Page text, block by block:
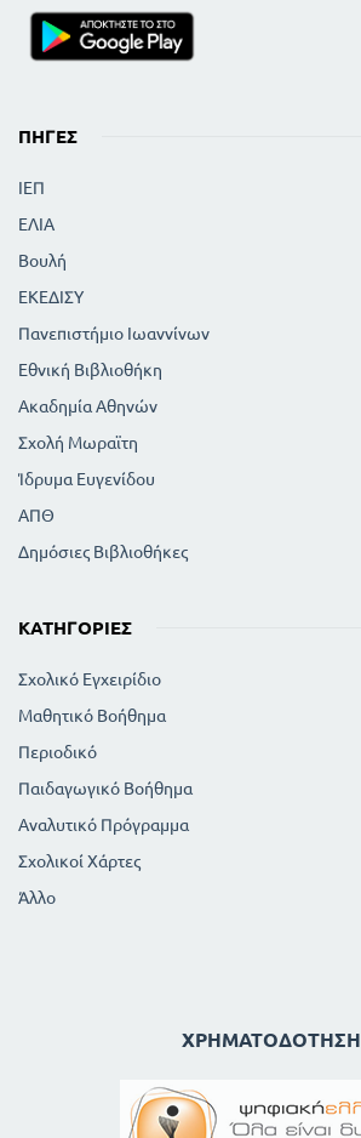
ΠΗΓΈΣ
ΙΕΠ
ΕΛΙΑ
Βουλή
ΕΚΕΔΙΣΥ
Πανεπιστήμιο Ιωαννίνων
Εθνική Βιβλιοθήκη
Ακαδημία Αθηνών
Σχολή Μωραϊτη
Ίδρυμα Ευγενίδου
ΑΠΘ
Δημόσιες Βιβλιοθήκες
ΚΑΤΗΓΟΡΊΕΣ
Σχολικό Εγχειρίδιο
Μαθητικό Βοήθημα
Περιοδικό
Παιδαγωγικό Βοήθημα
Αναλυτικό Πρόγραμμα
Σχολικοί Χάρτες
Άλλο
ΧΡΗΜΑΤΟΔΌΤΗΣΗ